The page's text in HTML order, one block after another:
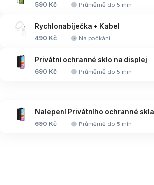
590 Kč Průměrně do 5 min
Rychlonabíječka + Kabel
490 Kč Na počkání
Privátní ochranné sklo na displej
690 Kč Průměrně do 5 min
Nalepení Privátního ochranné skla
690 Kč Průměrně do 5 min